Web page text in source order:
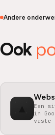
Andere
Ook
Een
in
vaste